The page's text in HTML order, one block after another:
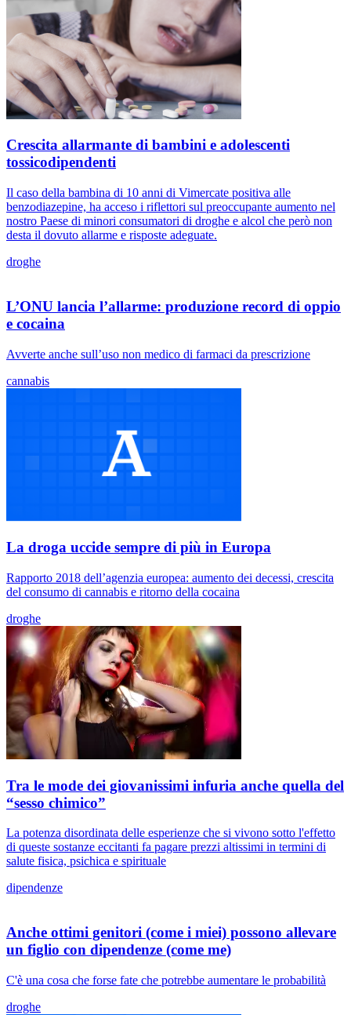
Crescita allarmante di bambini e adolescenti
tossicodipendenti
Il caso della bambina di 10 anni di Vimercate positiva alle
benzodiazepine, ha acceso i riflettori sul preoccupante aumento nel
nostro Paese di minori consumatori di droghe e alcol che però non
desta il dovuto allarme e risposte adeguate.
droghe
L’ONU lancia l’allarme: produzione record di oppio
e cocaina
Avverte anche sull’uso non medico di farmaci da prescrizione
cannabis
La droga uccide sempre di più in Europa
Rapporto 2018 dell’agenzia europea: aumento dei decessi, crescita
del consumo di cannabis e ritorno della cocaina
droghe
Tra le mode dei giovanissimi infuria anche quella del
“sesso chimico”
La potenza disordinata delle esperienze che si vivono sotto l'effetto
di queste sostanze eccitanti fa pagare prezzi altissimi in termini di
salute fisica, psichica e spirituale
dipendenze
Anche ottimi genitori (come i miei) possono allevare
un figlio con dipendenze (come me)
C'è una cosa che forse fate che potrebbe aumentare le probabilità
droghe